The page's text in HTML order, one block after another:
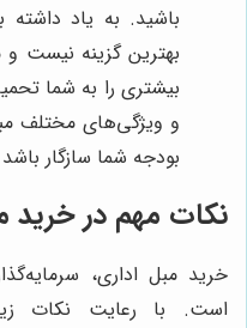
باشید. به یاد داشته
بهترین گزینه نیست
بیشتری را به شما
و ویژگی‌های مختلف
بودجه شما سازگار
نکات مهم در خرید
خرید مبل اداری،
است. با رعایت نکات